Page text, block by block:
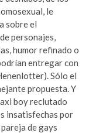
le
sobre el
personajes,
humor refinado o
entregar con
Sólo el
propuesta. Y
boy reclutado
insatisfechas por
de gays